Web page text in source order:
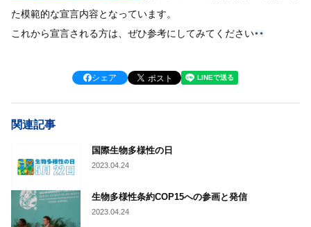
た模範的な宣言内容となっています。
これから宣言される方は、ぜひ参考にしてみてください
シェア
関連記事
国際生物多様性の日
2023.04.24
生物多様性条約COP15への参画と発信
2023.04.24